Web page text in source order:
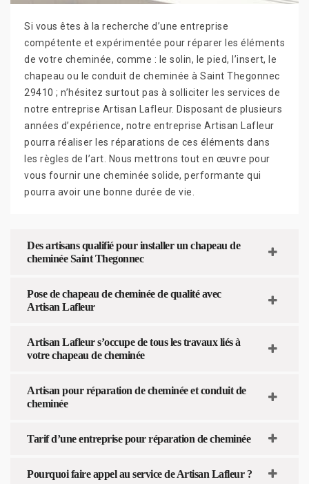
Si vous êtes à la recherche d’une entreprise
compétente et expérimentée pour réparer les éléments
de votre cheminée, comme : le solin, le pied, l’insert, le
chapeau ou le conduit de cheminée à Saint Thegonnec
29410 ; n’hésitez surtout pas à solliciter les services de
notre entreprise Artisan Lafleur. Disposant de plusieurs
années d’expérience, notre entreprise Artisan Lafleur
pourra réaliser les réparations de ces éléments dans
les règles de l’art. Nous mettrons tout en œuvre pour
vous fournir une cheminée solide, performante qui
pourra avoir une bonne durée de vie.
Des artisans qualifié pour installer un chapeau de
cheminée Saint Thegonnec
Pose de chapeau de cheminée de qualité avec
Artisan Lafleur
Artisan Lafleur s’occupe de tous les travaux liés à
votre chapeau de cheminée
Artisan pour réparation de cheminée et conduit de
cheminée
Tarif d’une entreprise pour réparation de cheminée
Pourquoi faire appel au service de Artisan Lafleur ?